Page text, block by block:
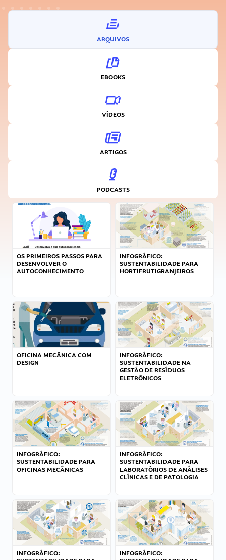
ARQUIVOS
EBOOKS
VÍDEOS
ARTIGOS
PODCASTS
OS PRIMEIROS PASSOS PARA
DESENVOLVER O
AUTOCONHECIMENTO
INFOGRÁFICO:
SUSTENTABILIDADE PARA
HORTIFRUTIGRANJEIROS
OFICINA MECÂNICA COM
DESIGN
INFOGRÁFICO:
SUSTENTABILIDADE NA
GESTÃO DE RESÍDUOS
ELETRÔNICOS
INFOGRÁFICO:
SUSTENTABILIDADE PARA
OFICINAS MECÂNICAS
INFOGRÁFICO:
SUSTENTABILIDADE PARA
LABORATÓRIOS DE ANÁLISES
CLÍNICAS E DE PATOLOGIA
INFOGRÁFICO:
INFOGRÁFICO: